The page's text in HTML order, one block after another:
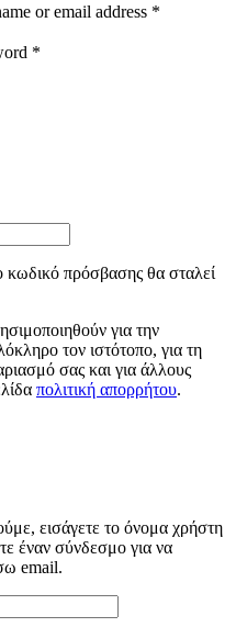
or email address *
*
κωδικό πρόσβασης θα σταλεί
για την
τον ιστότοπο, για τη
σας και για άλλους
πολιτική απορρήτου.
εισάγετε το όνομα χρήστη
έναν σύνδεσμο για να
email.